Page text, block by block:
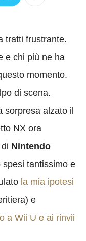
tratti frustrante.
e chi più ne ha
momento.
di scena.
sorpresa alzato il
NX ora
Nintendo
spesi tantissimo e
la mia ipotesi
e
a Wii U e ai rinvii